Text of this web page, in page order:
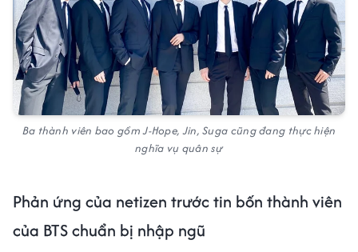
Ba thành viên bao gồm J-Hope, Jin, Suga cũng đang thực hiện
nghĩa vụ quân sự
Phản ứng của netizen trước tin bốn thành viên
của BTS chuẩn bị nhập ngũ